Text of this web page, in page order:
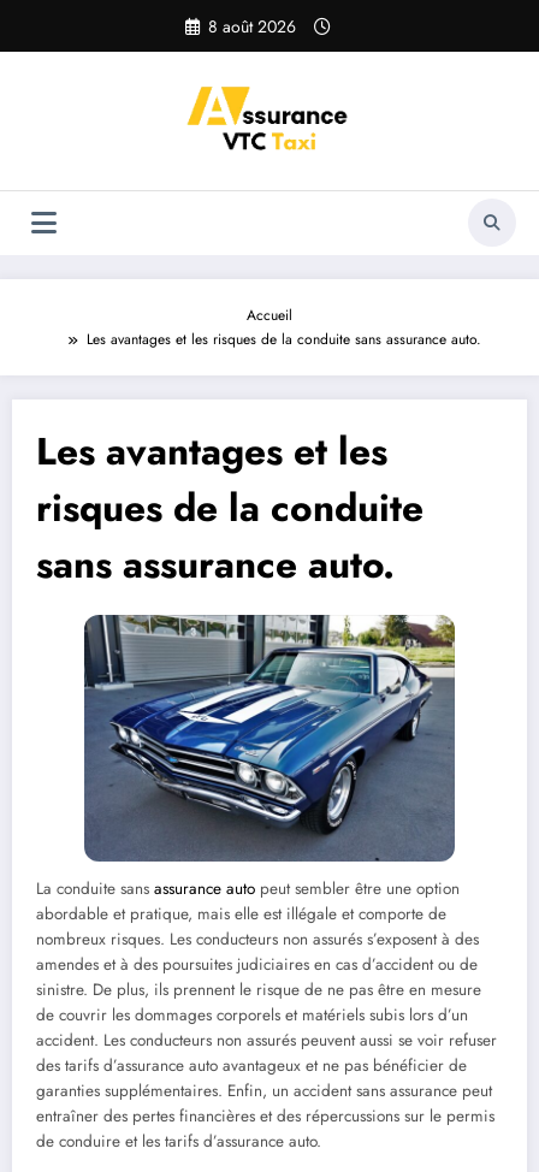
contenu
8 août 2026
Accueil
Les avantages et les risques de la conduite sans assurance auto.
Les avantages et les
risques de la conduite
sans assurance auto.
La conduite sans assurance auto peut sembler être une option
abordable et pratique, mais elle est illégale et comporte de
nombreux risques. Les conducteurs non assurés s’exposent à des
amendes et à des poursuites judiciaires en cas d’accident ou de
sinistre. De plus, ils prennent le risque de ne pas être en mesure
de couvrir les dommages corporels et matériels subis lors d’un
accident. Les conducteurs non assurés peuvent aussi se voir refuser
des tarifs d’assurance auto avantageux et ne pas bénéficier de
garanties supplémentaires. Enfin, un accident sans assurance peut
entraîner des pertes financières et des répercussions sur le permis
de conduire et les tarifs d’assurance auto.